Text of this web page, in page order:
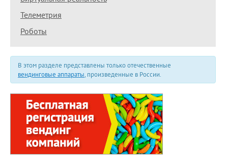
Телеметрия
Роботы
В этом разделе представлены только отечественные
вендинговые аппараты, произведенные в России.